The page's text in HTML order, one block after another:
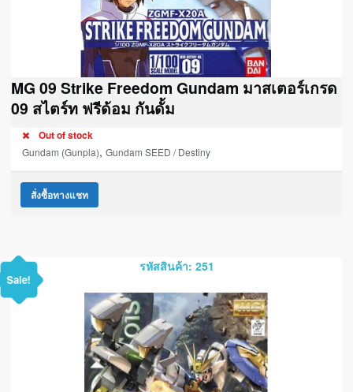
MG 09 Strike Freedom Gundam มาสเตอร์เกรด
09 สไตร์ท ฟรีด้อม กันดั้ม
Out of stock
Gundam (Gunpla), Gundam SEED / Destiny
สั่งซื้อทางแชท
รหัสสินค้า: 251
Sale!